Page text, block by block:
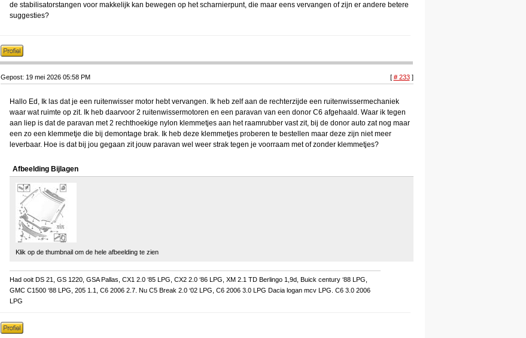
de stabilisatorstangen voor makkelijk kan bewegen op het scharnierpunt, die maar eens vervangen of zijn er andere betere
suggesties?
Gepost: 19 mei 2026 05:58 PM [ # 233]
Hallo Ed, Ik las dat je een ruitenwisser motor hebt vervangen. Ik heb zelf aan de rechterzijde een ruitenwissermechaniek
waar wat ruimte op zit. Ik heb daarvoor 2 ruitenwissermotoren en een paravan van een donor C6 afgehaald. Waar ik tegen
aan liep is dat de paravan met 2 rechthoekige nylon klemmetjes aan het raamrubber vast zit, bij de donor auto zat nog maar
een zo een klemmetje die bij demontage brak. Ik heb deze klemmetjes proberen te bestellen maar deze zijn niet meer
leverbaar. Hoe is dat bij jou gegaan zit jouw paravan wel weer strak tegen je voorraam met of zonder klemmetjes?
Afbeelding Bijlagen
Klik op de thumbnail om de hele afbeelding te zien
Had ooit DS 21, GS 1220, GSA Pallas, CX1 2.0 ‘85 LPG, CX2 2.0 ‘86 LPG, XM 2.1 TD Berlingo 1,9d, Buick century ‘88 LPG,
GMC C1500 ‘88 LPG, 205 1.1, C6 2006 2.7. Nu C5 Break 2.0 ‘02 LPG, C6 2006 3.0 LPG Dacia logan mcv LPG. C6 3.0 2006
LPG